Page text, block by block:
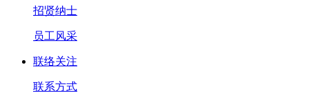
招贤纳士
员工风采
联络关注
联系方式